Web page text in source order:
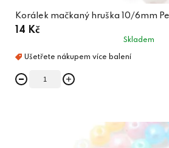
Korálek mačkaný hruška 10/6mm
14 Kč
Skladem